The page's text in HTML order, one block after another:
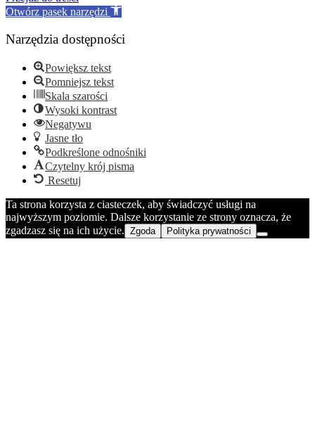
Otwórz pasek narzędzi
Narzędzia dostępności
Powiększ tekst
Pomniejsz tekst
Skala szarości
Wysoki kontrast
Negatywu
Jasne tło
Podkreślone odnośniki
Czytelny krój pisma
Resetuj
Ta strona korzysta z ciasteczek, aby świadczyć usługi na
najwyższym poziomie. Dalsze korzystanie ze strony oznacza, że
zgadzasz się na ich użycie. Zgoda Polityka prywatności